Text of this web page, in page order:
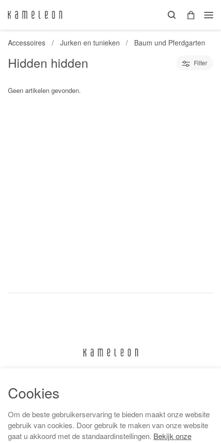
Accessoires Jurken en tunieken Baum und Pferdgarten
Hidden hidden Filter
Geen artikelen gevonden.
Algemene voorwaarden
Cookies
Om de beste gebruikerservaring te bieden maakt onze website
gebruik van cookies. Door gebruik te maken van onze website
gaat u akkoord met de standaardinstellingen. Bekijk onze